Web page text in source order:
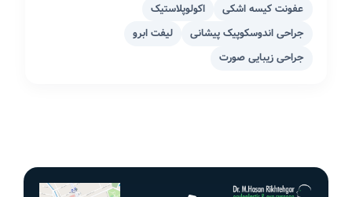
عفونت کیسه اشکی
اکولوپلاستیک
جراحی اندوسکوپیک پیشانی
لیفت ابرو
جراحی زیبایی صورت